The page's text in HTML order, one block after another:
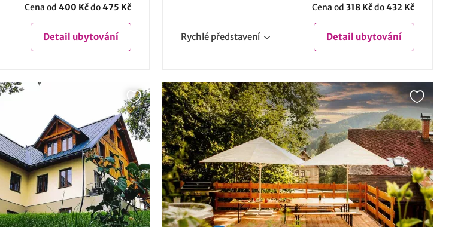
Cena od 400 Kčdo475 Kč
Detail ubytování
Cena od 318 Kčdo432 Kč
Rychlé představení Detail ubytování